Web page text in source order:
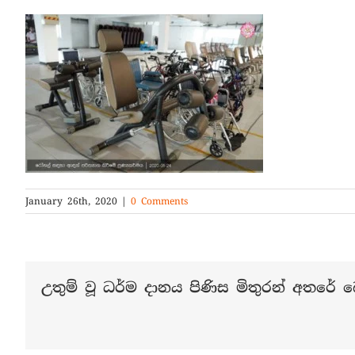
January 26th, 2020 | 0 Comments
උතුම් වූ ධර්ම දානය පිණිස මිතුරන් අතරේ